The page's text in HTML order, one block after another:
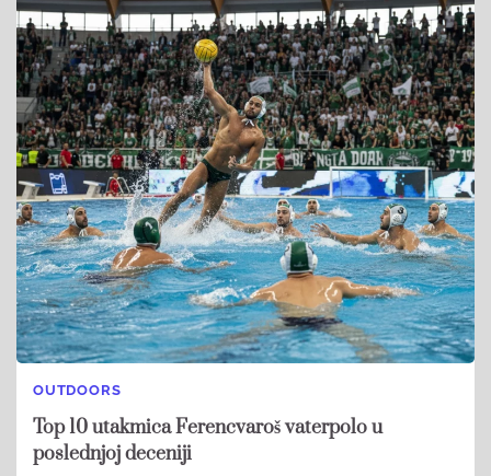
OUTDOORS
Top 10 utakmica Ferencvaroš vaterpolo u
poslednjoj deceniji